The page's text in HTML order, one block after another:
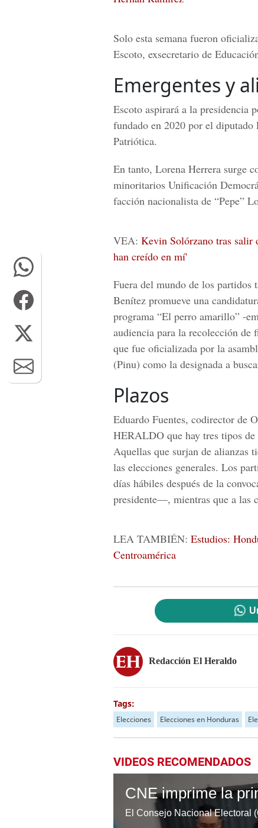
Solo esta semana fueron
Escoto, exsecretario de
Emergentes y
Escoto aspirará a la presidencia
fundado en 2020 por el
Patriótica.
En tanto, Lorena Herrera surge
minoritarios Unificación
facción nacionalista de “Pepe”
VEA: Kevin Solórzano tras salir
han creído en mí'
Fuera del mundo de los
Benítez promueve una
programa “El perro amarillo” -
audiencia para la recolección de
que fue oficializada por la
(Pinu) como la designada a
Plazos
Eduardo Fuentes, codirector de
HERALDO que hay tres tipos
Aquellas que surjan de alianzas
las elecciones generales. Los
días hábiles después de la
presidente—, mientras que a las
LEA TAMBIÉN: Estudios:
Centroamérica
Redacción El Heraldo
Tags:
Elecciones Elecciones en Honduras
VIDEOS RECOMENDADOS